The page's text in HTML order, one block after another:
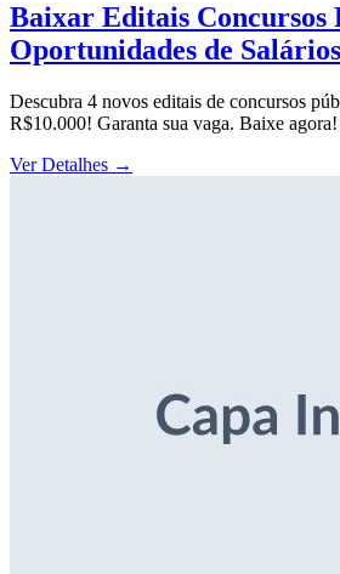
Baixar Editais Concursos
Oportunidades de
Descubra 4 novos editais de concursos
R$10.000! Garanta sua vaga. Baixe agora!
Ver Detalhes →